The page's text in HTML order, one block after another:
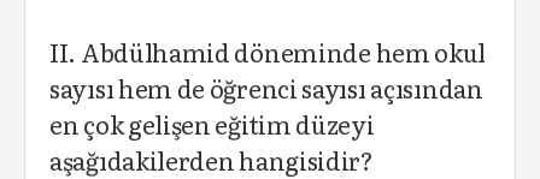
II. Abdülhamid döneminde hem okul
sayısı hem de öğrenci sayısı açısından
en çok gelişen eğitim düzeyi
aşağıdakilerden hangisidir?